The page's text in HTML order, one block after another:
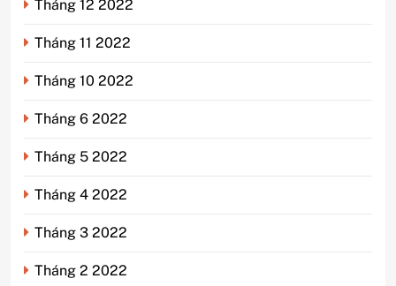
Tháng 12 2022
Tháng 11 2022
Tháng 10 2022
Tháng 6 2022
Tháng 5 2022
Tháng 4 2022
Tháng 3 2022
Tháng 2 2022